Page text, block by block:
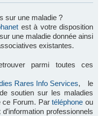
sur une maladie ?
est à votre disposition
une maladie donnée ainsi
existantes.
parmi toutes ces
Rares Info Services, le
soutien sur les maladies
ce Forum. Partéléphone ou
professionnels